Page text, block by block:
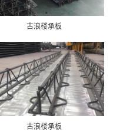
古浪楼承板
古浪楼承板